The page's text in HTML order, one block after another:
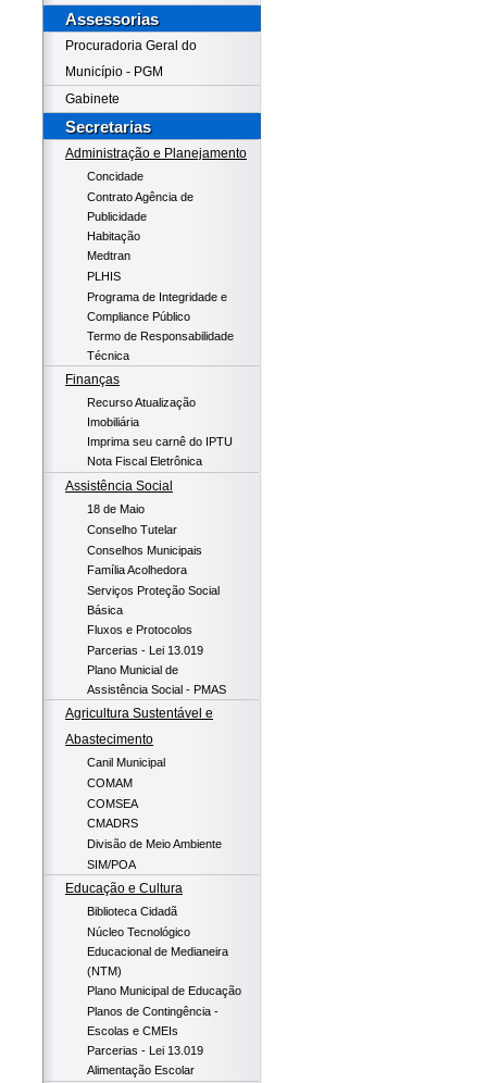
Assessorias
Procuradoria Geral do
Município - PGM
Gabinete
Secretarias
Administração e Planejamento
Concidade
Contrato Agência de
Publicidade
Habitação
Medtran
PLHIS
Programa de Integridade e
Compliance Público
Termo de Responsabilidade
Técnica
Finanças
Recurso Atualização
Imobiliária
Imprima seu carnê do IPTU
Nota Fiscal Eletrônica
Assistência Social
18 de Maio
Conselho Tutelar
Conselhos Municipais
Família Acolhedora
Serviços Proteção Social
Básica
Fluxos e Protocolos
Parcerias - Lei 13.019
Plano Municial de
Assistência Social - PMAS
Agricultura Sustentável e
Abastecimento
Canil Municipal
COMAM
COMSEA
CMADRS
Divisão de Meio Ambiente
SIM/POA
Educação e Cultura
Biblioteca Cidadã
Núcleo Tecnológico
Educacional de Medianeira
(NTM)
Plano Municipal de Educação
Planos de Contingência -
Escolas e CMEIs
Parcerias - Lei 13.019
Alimentação Escolar